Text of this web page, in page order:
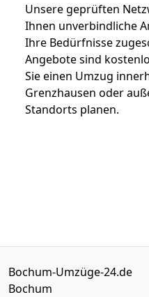
Unsere geprüften
Ihnen unverbindliche
Ihre Bedürfnisse
Angebote sind
Sie einen Umzug
Grenzhausen oder
Standorts planen.
Bochum-Umzüge-24.de
Bochum